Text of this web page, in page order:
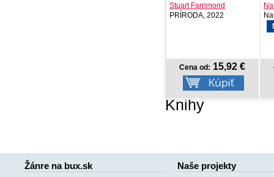
Natali Fox
Natali Fox, 2026
Cena od:13,50 €
Knihy
Žánre na bux.sk Naše projekty